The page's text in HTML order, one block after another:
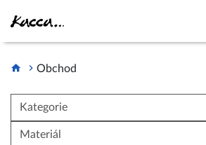
Obchod
Kategorie
Materiál